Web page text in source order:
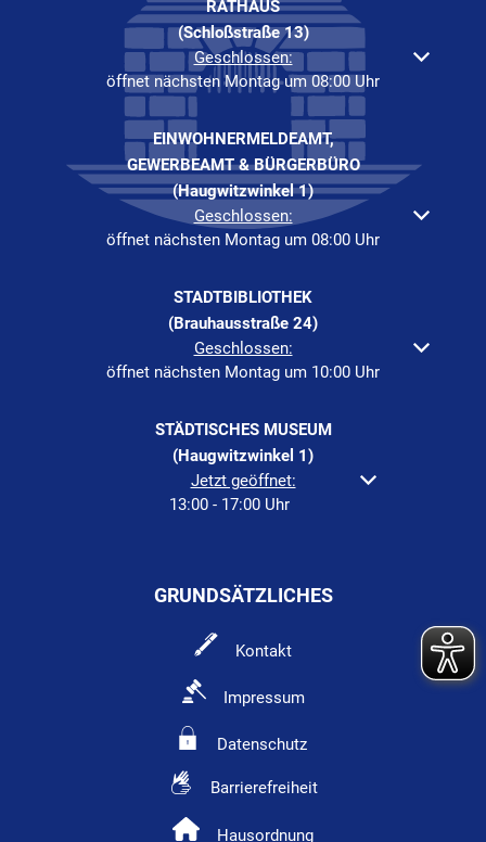
RATHAUS
(Schloßstraße 13)
Klicken, um weitere Öffnungs- oder Schließzeiten
Geschlossen:
öffnet nächsten Montag um 08:00 Uhr
EINWOHNERMELDEAMT,
GEWERBEAMT & BÜRGERBÜRO
(Haugwitzwinkel 1)
Klicken, um weitere Öffnungs- oder Schließzeiten
Geschlossen:
öffnet nächsten Montag um 08:00 Uhr
STADTBIBLIOTHEK
(Brauhausstraße 24)
Klicken, um weitere Öffnungs- oder Schließzeiten
Geschlossen:
öffnet nächsten Montag um 10:00 Uhr
STÄDTISCHES MUSEUM
(Haugwitzwinkel 1)
Klicken, um weitere Öffnungs- oder Schließzeiten
Jetzt geöffnet:
13:00 - 17:00 Uhr
GRUNDSÄTZLICHES
Kontakt
Impressum
Datenschutz
Barrierefreiheit
Hausordnung